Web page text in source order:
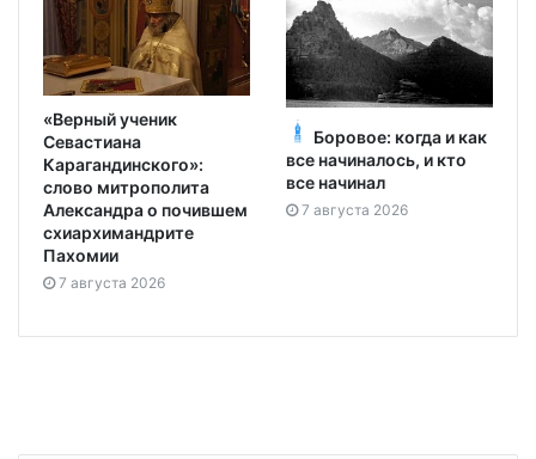
«Верный ученик
Севастиана
Карагандинского»:
слово митрополита
Александра о почившем
схиархимандрите
Пахомии
7 августа 2026
Боровое: когда и как
все начиналось, и кто
все начинал
7 августа 2026